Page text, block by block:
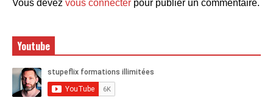
Vous devez vous connecter pour publier un commentaire.
Youtube